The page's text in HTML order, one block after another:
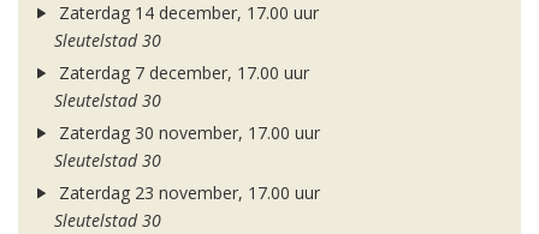
Zaterdag 14 december, 17.00 uur
Sleutelstad 30
Zaterdag 7 december, 17.00 uur
Sleutelstad 30
Zaterdag 30 november, 17.00 uur
Sleutelstad 30
Zaterdag 23 november, 17.00 uur
Sleutelstad 30